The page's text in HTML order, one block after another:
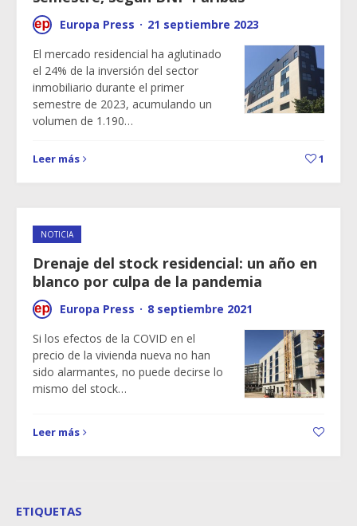
Europa Press · 21 septiembre 2023
El mercado residencial ha aglutinado
el 24% de la inversión del sector
inmobiliario durante el primer
semestre de 2023, acumulando un
volumen de 1.190…
Leer más 1
NOTICIA
Drenaje del stock residencial: un año en
blanco por culpa de la pandemia
Europa Press · 8 septiembre 2021
Si los efectos de la COVID en el
precio de la vivienda nueva no han
sido alarmantes, no puede decirse lo
mismo del stock…
Leer más
ETIQUETAS